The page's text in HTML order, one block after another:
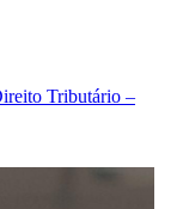
Tributário –